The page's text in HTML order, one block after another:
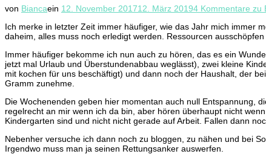
von Biancaein 12. November 201712. März 20194 Kommentare zu
Ich merke in letzter Zeit immer häufiger, wie das Jahr mich immer
daheim, alles muss noch erledigt werden. Ressourcen
Immer häufiger bekomme ich nun auch zu hören, das es ein
jetzt mal Urlaub und Überstundenabbau weglässt), zwei kleine
mit kochen für uns beschäftigt) und dann noch der Haushalt, der
Gramm zunehme.
Die Wochenenden geben hier momentan auch null Entspannung,
regelrecht an mir wenn ich da bin, aber hören überhaupt nicht
Kindergarten sind und nicht nicht gerade auf Arbeit. Fallen dann
Nebenher versuche ich dann noch zu bloggen, zu nähen und bei
Irgendwo muss man ja seinen Rettungsanker auswerfen.